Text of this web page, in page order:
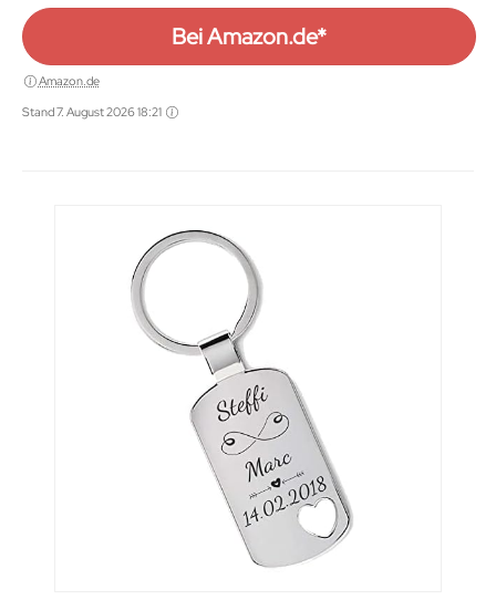
Bei Amazon.de*
Amazon.de
Stand 7. August 2026 18:21